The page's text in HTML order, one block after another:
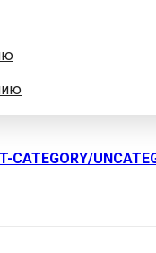
CATEGORY/